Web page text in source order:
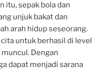
itu, sepak bola dan
unjuk bakat dan
arah hidup seseorang.
untuk berhasil di level
Dengan
dapat menjadi sarana